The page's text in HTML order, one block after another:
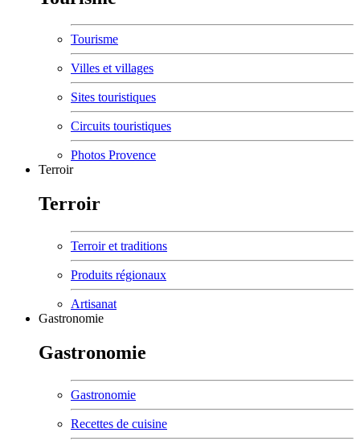
Tourisme
Villes et villages
Sites touristiques
Circuits touristiques
Photos Provence
Terroir
Terroir
Terroir et traditions
Produits régionaux
Artisanat
Gastronomie
Gastronomie
Gastronomie
Recettes de cuisine